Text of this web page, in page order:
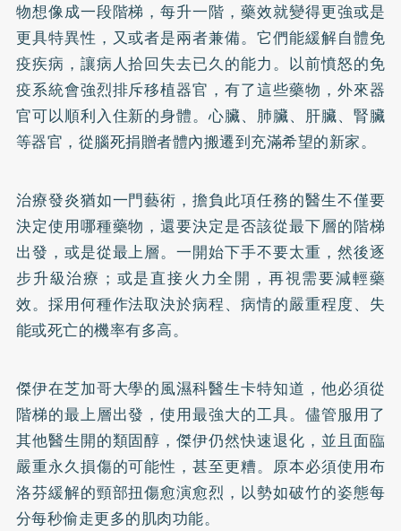
物想像成一段階梯，每升一階，藥效就變得更強或是
更具特異性，又或者是兩者兼備。它們能緩解自體免
疫疾病，讓病人拾回失去已久的能力。以前憤怒的免
疫系統會強烈排斥移植器官，有了這些藥物，外來器
官可以順利入住新的身體。心臟、肺臟、肝臟、腎臟
等器官，從腦死捐贈者體內搬遷到充滿希望的新家。
治療發炎猶如一門藝術，擔負此項任務的醫生不僅要
決定使用哪種藥物，還要決定是否該從最下層的階梯
出發，或是從最上層。一開始下手不要太重，然後逐
步升級治療；或是直接火力全開，再視需要減輕藥
效。採用何種作法取決於病程、病情的嚴重程度、失
能或死亡的機率有多高。
傑伊在芝加哥大學的風濕科醫生卡特知道，他必須從
階梯的最上層出發，使用最強大的工具。儘管服用了
其他醫生開的類固醇，傑伊仍然快速退化，並且面臨
嚴重永久損傷的可能性，甚至更糟。原本必須使用布
洛芬緩解的頸部扭傷愈演愈烈，以勢如破竹的姿態每
分每秒偷走更多的肌肉功能。